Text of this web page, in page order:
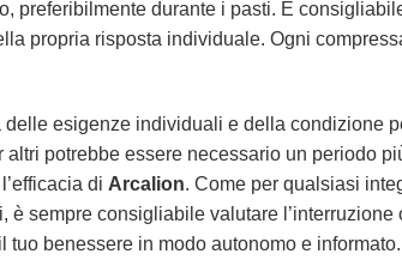
preferibilmente durante i pasti. È
propria risposta individuale. Ogni
esigenze individuali e della condizione
potrebbe essere necessario un periodo
di Arcalion. Come per qualsiasi
è sempre consigliabile valutare
tuo benessere in modo autonomo e informato.